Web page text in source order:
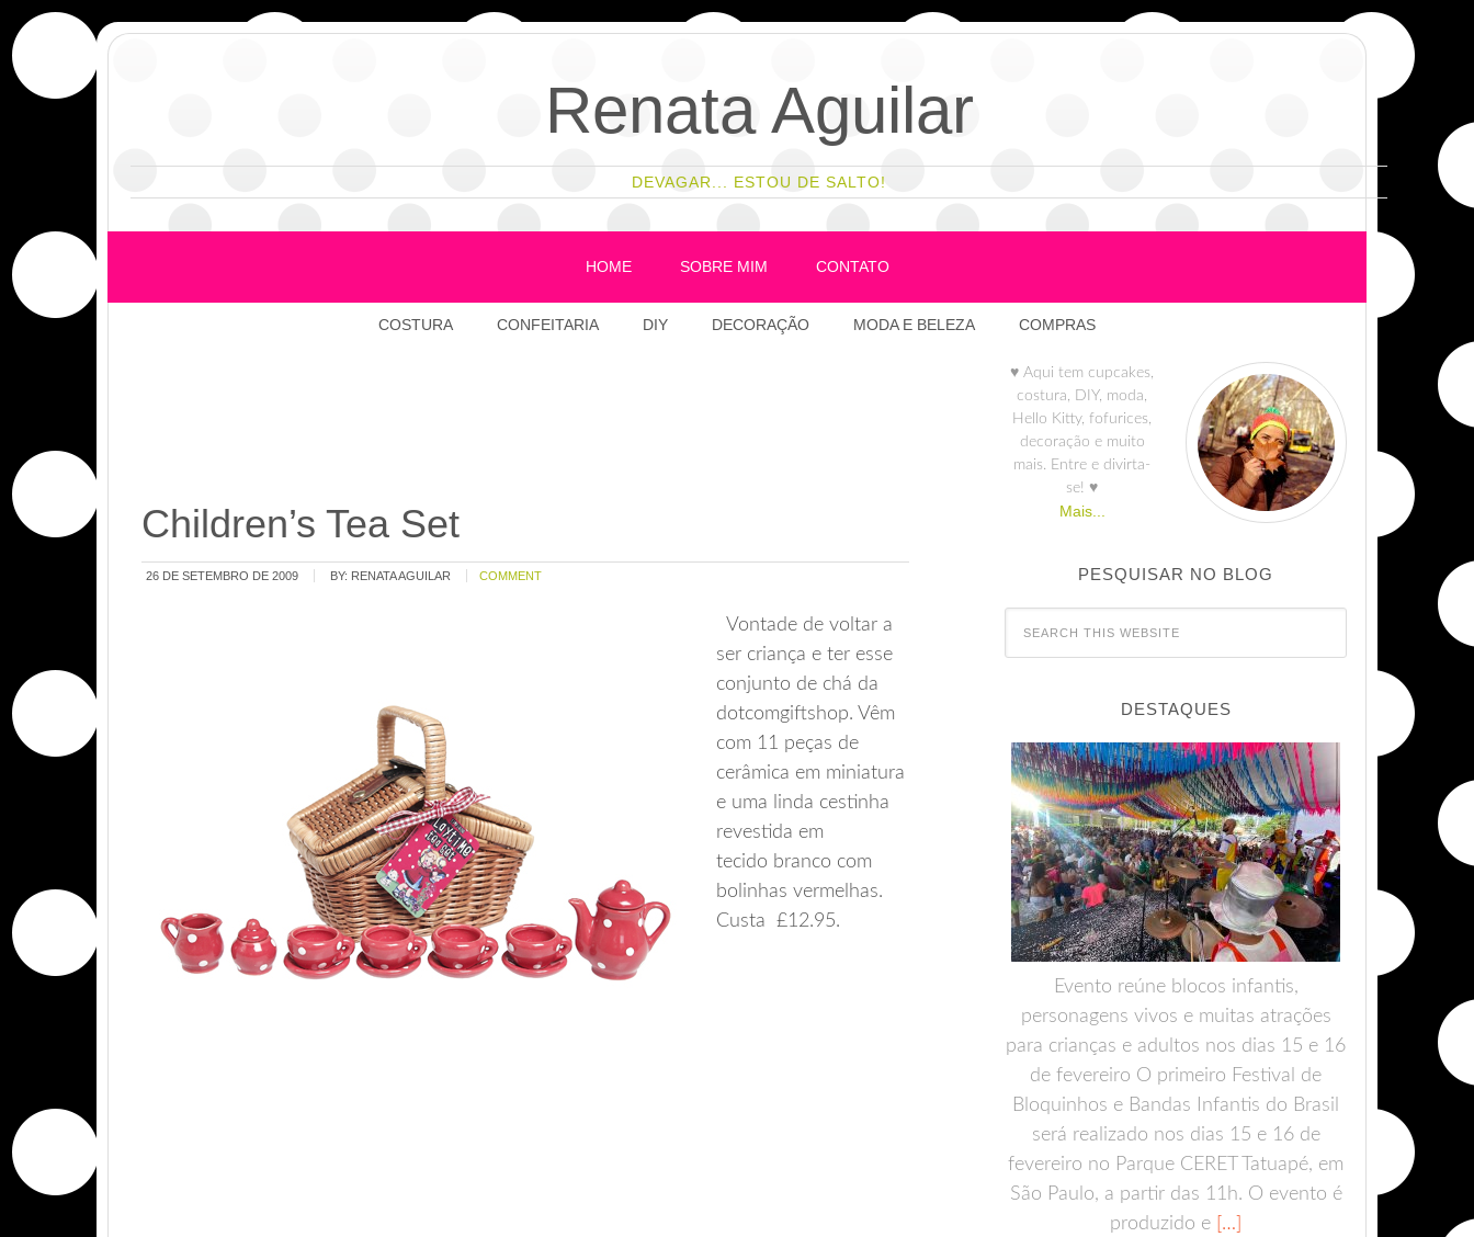
Renata Aguilar
DEVAGAR... ESTOU DE SALTO!
HOME SOBRE MIM CONTATO
COSTURA CONFEITARIA DIY DECORAÇÃO MODA E BELEZA COMPRAS
Children’s Tea Set
26 DE SETEMBRO DE 2009 BY: RENATA AGUILAR COMMENT
Vontade de voltar a
ser criança e ter esse
conjunto de chá da
dotcomgiftshop. Vêm
com 11 peças de
cerâmica em miniatura
e uma linda cestinha
revestida em
tecido branco com
bolinhas vermelhas.
Custa £12.95.
♥ Aqui tem cupcakes,
costura, DIY, moda,
Hello Kitty, fofurices,
decoração e muito
mais. Entre e divirta-
se! ♥
Mais...
PESQUISAR NO BLOG
DESTAQUES
Evento reúne blocos infantis,
personagens vivos e muitas atrações
para crianças e adultos nos dias 15 e 16
de fevereiro O primeiro Festival de
Bloquinhos e Bandas Infantis do Brasil
será realizado nos dias 15 e 16 de
fevereiro no Parque CERET Tatuapé, em
São Paulo, a partir das 11h. O evento é
produzido e […]